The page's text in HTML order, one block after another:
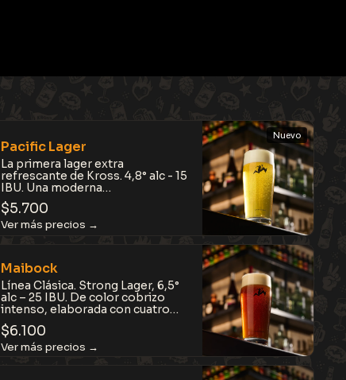
Pacific Lager
La primera lager extra
refrescante de Kross. 4,8° alc - 15
IBU. Una moderna
reinterpretación del estilo
californiano con el sello Kross:
más frutal, más cítrica y con un
sutil toque de sal de mar. Ligera,
$5.700
Nuevo
Maibock
Línea Clásica. Strong Lager, 6,5°
alc – 25 IBU. De color cobrizo
intenso, elaborada con cuatro
tipos de maltas que aportan
cuerpo, suavidad y notas a
caramelo tostado. Cálida,
compleja pero equilibrada, ideal
$6.100